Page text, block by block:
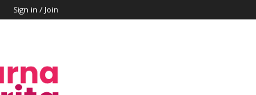
Sign in / Join